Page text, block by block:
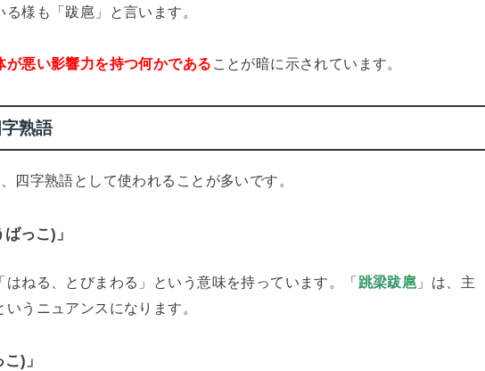
様も「跋扈」と言います。
が悪い影響力を持つ何かである ことが暗に示されています。
熟語
四字熟語として使われることが多いです。
っこ)」
はねる、とびまわる」という意味を持っています。「跳梁跋扈 」は、主
うニュアンスになります。
)」